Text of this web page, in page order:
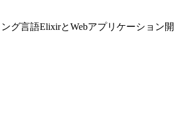
グ言語ElixirとWebアプリケーション開